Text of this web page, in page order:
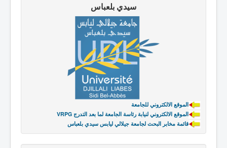
سيدي بلعباس
الموقع الالكتروني للجامعة
VRPG الموقع الالكتروني لنيابة رئاسة الجامعة لما بعد التدرج
قائمة مخابر البحث لجامعة جيلالي ليابس سيدي بلعباس